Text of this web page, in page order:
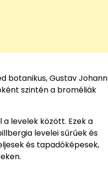
botanikus, Gustav Johann
szintén a broméliák
levelek között. Ezek a
levelei sűrűek és
és tapadóképesek,